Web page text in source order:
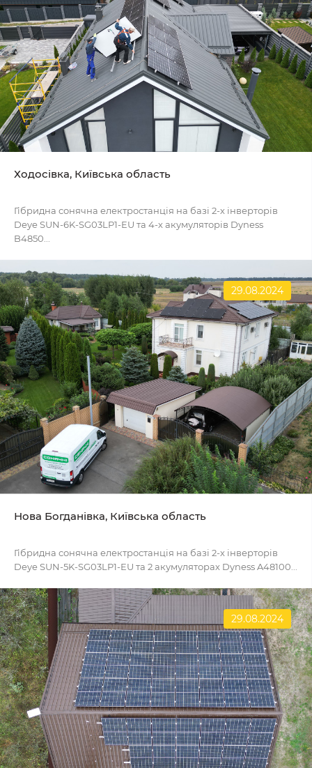
Ходосівка, Київська область
Гібридна сонячна електростанція на базі 2-х інверторів
Deye SUN-6K-SG03LP1-EU та 4-х акумуляторів Dyness
B4850...
29.08.2024
Нова Богданівка, Київська область
Гібридна сонячна електростанція на базі 2-х інверторів
Deye SUN-5K-SG03LP1-EU та 2 акумуляторах Dyness A48100...
29.08.2024